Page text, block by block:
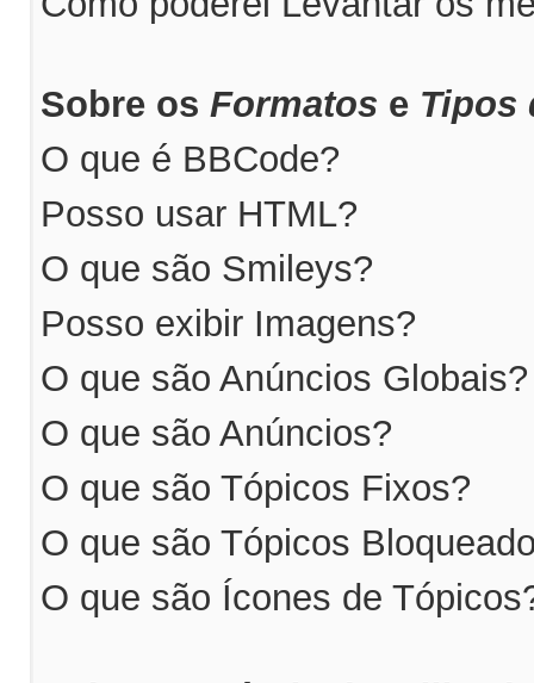
Sobre os Formatos e Tipos
O que é BBCode?
Posso usar HTML?
O que são Smileys?
Posso exibir Imagens?
O que são Anúncios Globais?
O que são Anúncios?
O que são Tópicos Fixos?
O que são Tópicos
O que são Ícones de